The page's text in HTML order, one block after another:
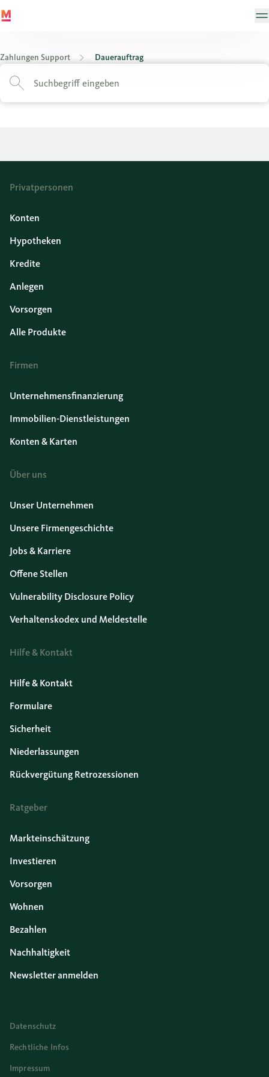
Zahlungen Support Dauerauftrag
Privatpersonen
Konten
Hypotheken
Kredite
Anlegen
Vorsorgen
Alle Produkte
Firmen
Unternehmensfinanzierung
Immobilien-Dienstleistungen
Konten & Karten
Über uns
Unser Unternehmen
Unsere Firmengeschichte
Jobs & Karriere
Offene Stellen
Vulnerability Disclosure Policy
Verhaltenskodex und Meldestelle
Hilfe & Kontakt
Hilfe & Kontakt
Formulare
Sicherheit
Niederlassungen
Rückvergütung Retrozessionen
Ratgeber
Markteinschätzung
Investieren
Vorsorgen
Wohnen
Bezahlen
Nachhaltigkeit
Newsletter anmelden
Datenschutz
Rechtliche Infos
Impressum